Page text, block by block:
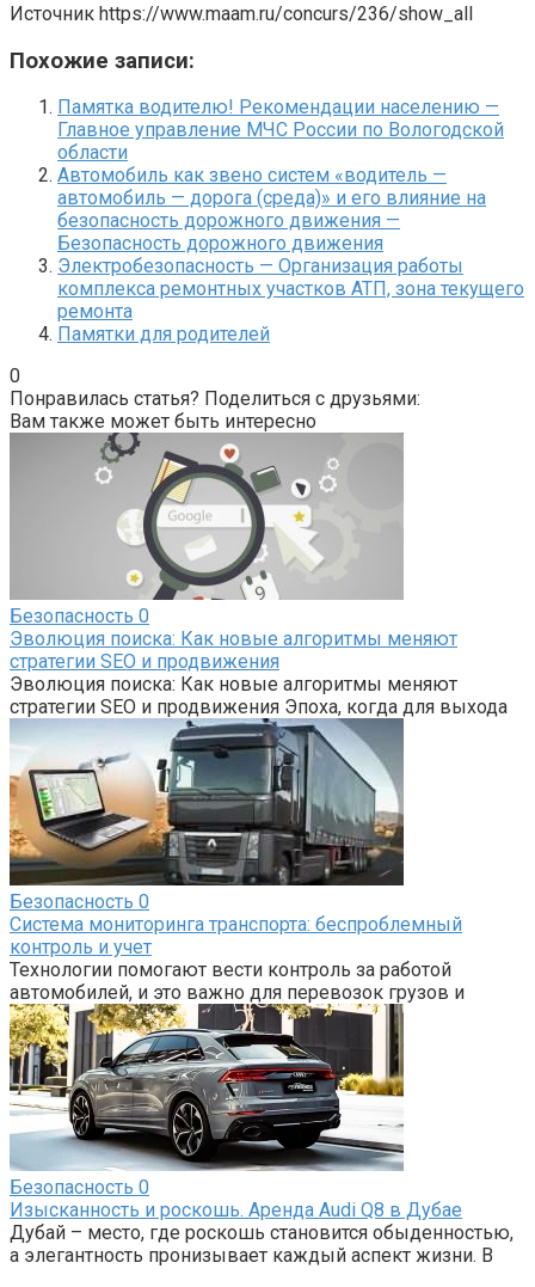
Источник https://www.maam.ru/concurs/236/show_all
Похожие записи:
Памятка водителю! Рекомендации населению —
Главное управление МЧС России по Вологодской
области
Автомобиль как звено систем «водитель —
автомобиль — дорога (среда)» и его влияние на
безопасность дорожного движения —
Безопасность дорожного движения
Электробезопасность — Организация работы
комплекса ремонтных участков АТП, зона текущего
ремонта
Памятки для родителей
0
Понравилась статья? Поделиться с друзьями:
Вам также может быть интересно
Безопасность 0
Эволюция поиска: Как новые алгоритмы меняют
стратегии SEO и продвижения
Эволюция поиска: Как новые алгоритмы меняют
стратегии SEO и продвижения Эпоха, когда для выхода
Безопасность 0
Система мониторинга транспорта: беспроблемный
контроль и учет
Технологии помогают вести контроль за работой
автомобилей, и это важно для перевозок грузов и
Безопасность 0
Изысканность и роскошь. Аренда Audi Q8 в Дубае
Дубай – место, где роскошь становится обыденностью,
а элегантность пронизывает каждый аспект жизни. В